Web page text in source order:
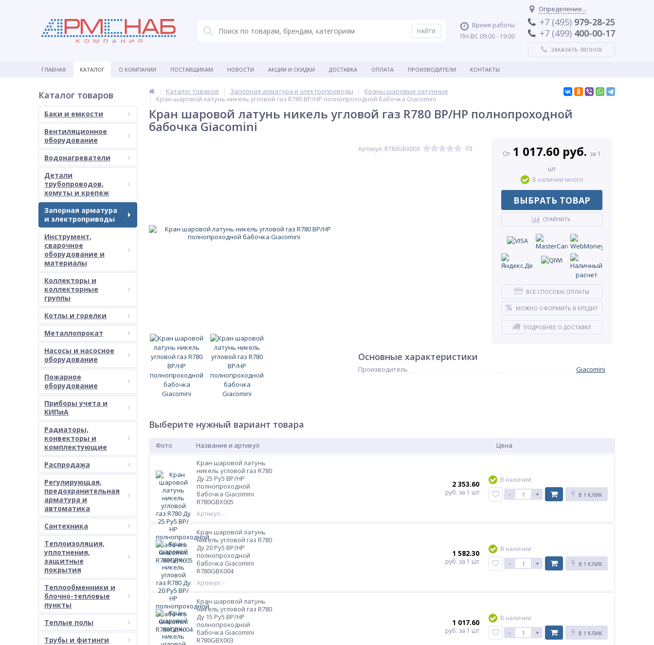
Время работы:
ПН-ВС 09:00 - 19:00
Определение...
+7 (495) 979-28-25
+7 (499) 400-00-17
ЗАКАЗАТЬ ЗВОНОК
ГЛАВНАЯ КАТАЛОГ О КОМПАНИИ ПОСТАВЩИКАМ НОВОСТИ АКЦИИ И СКИДКИ ДОСТАВКА ОПЛАТА ПРОИЗВОДИТЕЛИ КОНТАКТЫ
Каталог товаров
Баки и емкости
Вентиляционное
оборудование
Водонагреватели
Детали
трубопроводов,
хомуты и крепеж
Запорная арматура
и электроприводы
Инструмент,
сварочное
оборудование и
материалы
Коллекторы и
коллекторные
группы
Котлы и горелки
Металлопрокат
Насосы и насосное
оборудование
Пожарное
оборудование
Приборы учета и
КИПиА
Радиаторы,
конвекторы и
комплектующие
Распродажа
Регулирующая,
предохранительная
арматура и
автоматика
Сантехника
Теплоизоляция,
уплотнения,
защитные
покрытия
Теплообменники и
блочно-тепловые
пункты
Теплые полы
Трубы и фитинги
Каталог товаров Запорная арматура и электроприводы
Краны шаровые латунные
Кран шаровой латунь никель угловой газ R780 ВР/НР полнопроходной бабочка Giacomini
Кран шаровой латунь никель угловой газ R780 ВР/НР полнопроходной
бабочка Giacomini
Артикул: R780GBX003 (0)
От 1 017.60 руб. за 1
шт
В наличии много
ВЫБРАТЬ ТОВАР
СРАВНИТЬ
ВСЕ СПОСОБЫ ОПЛАТЫ
МОЖНО ОФОРМИТЬ В КРЕДИТ
ПОДРОБНЕЕ О ДОСТАВКЕ
Основные характеристики
Производитель Giacomini
Выберите нужный вариант товара
Фото Название и артикул
Цена
Кран шаровой латунь
никель угловой газ R780
Ду 25 Ру5 ВР/НР
полнопроходной
бабочка Giacomini
R780GBX005
Артикул: -
2 353.60
руб. за 1 шт
В наличии
- + В 1 КЛИК
Кран шаровой латунь
никель угловой газ R780
Ду 20 Ру5 ВР/НР
полнопроходной
бабочка Giacomini
R780GBX004
Артикул: -
1 582.30
руб. за 1 шт
В наличии
- + В 1 КЛИК
Кран шаровой латунь
никель угловой газ R780
Ду 15 Ру5 ВР/НР
полнопроходной
бабочка Giacomini
R780GBX003
1 017.60
руб. за 1 шт
В наличии
- + В 1 КЛИК